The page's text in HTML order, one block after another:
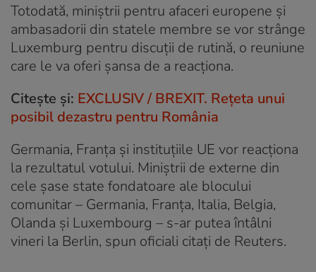
Totodată, miniştrii pentru afaceri europene şi
ambasadorii din statele membre se vor strânge
Luxemburg pentru discuţii de rutină, o reuniune
care le va oferi șansa de a reacționa.
Citește și: EXCLUSIV / BREXIT. Rețeta unui
posibil dezastru pentru România
Germania, Franţa şi instituţiile UE vor reacţiona
la rezultatul votului. Miniştrii de externe din
cele şase state fondatoare ale blocului
comunitar – Germania, Franţa, Italia, Belgia,
Olanda şi Luxembourg – s-ar putea întâlni
vineri la Berlin, spun oficiali citați de Reuters.